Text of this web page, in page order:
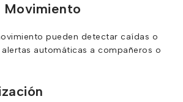
Movimiento
pueden detectar caídas o
automáticas a compañeros o